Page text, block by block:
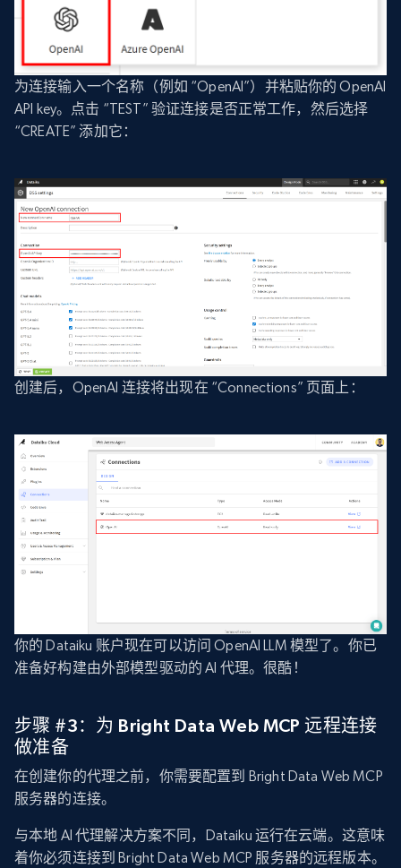
为连接输入一个名称（例如 “OpenAI”）并粘贴你的 OpenAI
API key。点击 “TEST” 验证连接是否正常工作，然后选择
“CREATE” 添加它：
创建后，OpenAI 连接将出现在 “Connections” 页面上：
你的 Dataiku 账户现在可以访问 OpenAI LLM 模型了。你已
准备好构建由外部模型驱动的 AI 代理。很酷！
步骤 #3：为 Bright Data Web MCP 远程连接
做准备
在创建你的代理之前，你需要配置到 Bright Data Web MCP
服务器的连接。
与本地 AI 代理解决方案不同，Dataiku 运行在云端。这意味
着你必须连接到 Bright Data Web MCP 服务器的远程版本。